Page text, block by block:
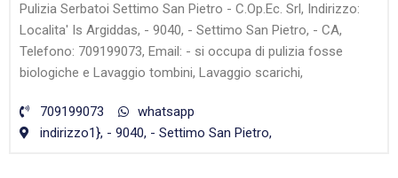
Pulizia Serbatoi Settimo San Pietro - C.Op.Ec. Srl, Indirizzo:
Localita' Is Argiddas, - 9040, - Settimo San Pietro, - CA,
Telefono: 709199073, Email: - si occupa di pulizia fosse
biologiche e Lavaggio tombini, Lavaggio scarichi,
709199073
whatsapp
indirizzo1}, - 9040, - Settimo San Pietro,